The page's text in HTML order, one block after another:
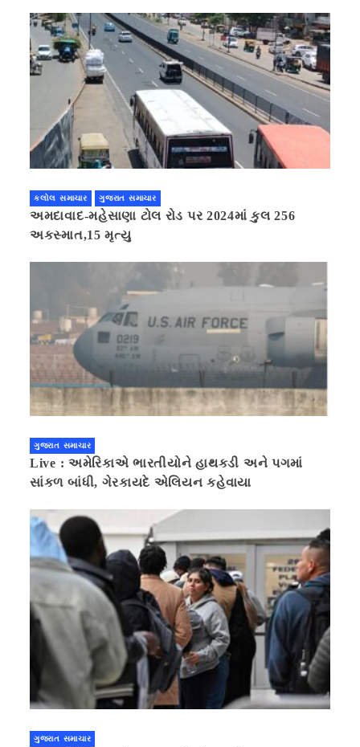
કલોલ સમાચાર ગુજરાત સમાચાર
અમદાવાદ-મહેસાણા ટોલ રોડ પર 2024માં કુલ 256
અકસ્માત,15 મૃત્યુ
ગુજરાત સમાચાર
Live : અમેરિકાએ ભારતીયોને હાથકડી અને પગમાં
સાંકળ બાંધી, ગેરકાયદે એલિયન કહેવાયા
ગુજરાત સમાચાર